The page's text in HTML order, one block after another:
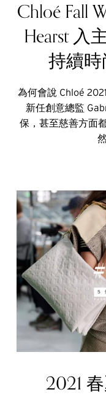
Chloé Fall
Hearst 入
持續
為何會說 Chloé
新任創意總監
保，甚至慈善方面
2021